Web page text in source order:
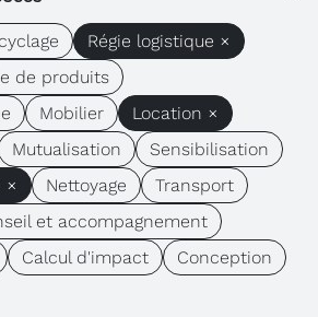
Régie logistique ×
de produits
Mobilier
Location ×
Mutualisation
Sensibilisation
×
Nettoyage
Transport
et accompagnement
Calcul d'impact
Conception